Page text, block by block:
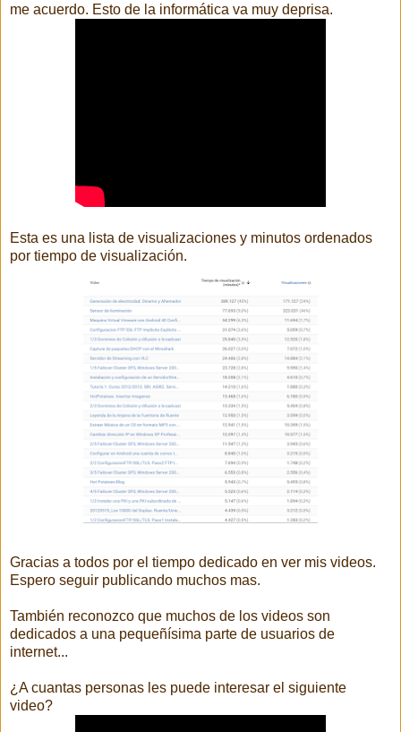
me acuerdo. Esto de la informática va muy deprisa.
Esta es una lista de visualizaciones y minutos ordenados
por tiempo de visualización.
Gracias a todos por el tiempo dedicado en ver mis videos.
Espero seguir publicando muchos mas.
También reconozco que muchos de los videos son
dedicados a una pequeñísima parte de usuarios de
internet...
¿A cuantas personas les puede interesar el siguiente
video?